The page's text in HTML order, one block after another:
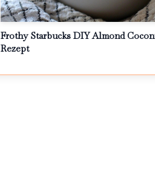
Frothy Starbucks DIY Almond
Rezept